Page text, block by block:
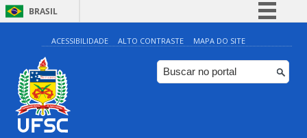
BRASIL
Simplifique!
Comunica BR
Participe
ACESSIBILIDADE ALTO CONTRASTE MAPA DO SITE